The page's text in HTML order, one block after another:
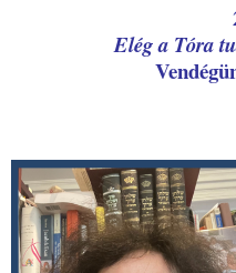
Elég a Tóra